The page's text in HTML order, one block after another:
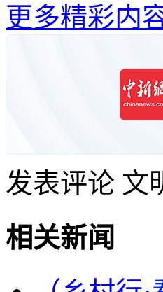
更多精彩内
发表评论 文
相关新闻